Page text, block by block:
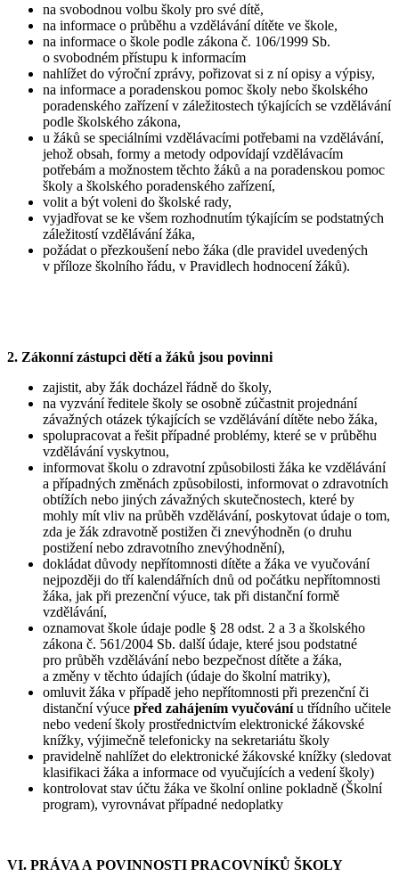
na svobodnou volbu školy pro své dítě,
na informace o průběhu a vzdělávání dítěte ve škole,
na informace o škole podle zákona č. 106/1999 Sb.
o svobodném přístupu k informacím
nahlížet do výroční zprávy, pořizovat si z ní opisy a výpisy,
na informace a poradenskou pomoc školy nebo školského
poradenského zařízení v záležitostech týkajících se vzdělávání
podle školského zákona,
u žáků se speciálními vzdělávacími potřebami na vzdělávání,
jehož obsah, formy a metody odpovídají vzdělávacím
potřebám a možnostem těchto žáků a na poradenskou pomoc
školy a školského poradenského zařízení,
volit a být voleni do školské rady,
vyjadřovat se ke všem rozhodnutím týkajícím se podstatných
záležitostí vzdělávání žáka,
požádat o přezkoušení nebo žáka (dle pravidel uvedených
v příloze školního řádu, v Pravidlech hodnocení žáků).
2. Zákonní zástupci dětí a žáků jsou povinni
zajistit, aby žák docházel řádně do školy,
na vyzvání ředitele školy se osobně zúčastnit projednání
závažných otázek týkajících se vzdělávání dítěte nebo žáka,
spolupracovat a řešit případné problémy, které se v průběhu
vzdělávání vyskytnou,
informovat školu o zdravotní způsobilosti žáka ke vzdělávání
a případných změnách způsobilosti, informovat o zdravotních
obtížích nebo jiných závažných skutečnostech, které by
mohly mít vliv na průběh vzdělávání, poskytovat údaje o tom,
zda je žák zdravotně postižen či znevýhodněn (o druhu
postižení nebo zdravotního znevýhodnění),
dokládat důvody nepřítomnosti dítěte a žáka ve vyučování
nejpozději do tří kalendářních dnů od počátku nepřítomnosti
žáka, jak při prezenční výuce, tak při distanční formě
vzdělávání,
oznamovat škole údaje podle § 28 odst. 2 a 3 a školského
zákona č. 561/2004 Sb. další údaje, které jsou podstatné
pro průběh vzdělávání nebo bezpečnost dítěte a žáka,
a změny v těchto údajích (údaje do školní matriky),
omluvit žáka v případě jeho nepřítomnosti při prezenční či
distanční výuce před zahájením vyučováníu třídního učitele
nebo vedení školy prostřednictvím elektronické žákovské
knížky, výjimečně telefonicky na sekretariátu školy
pravidelně nahlížet do elektronické žákovské knížky (sledovat
klasifikaci žáka a informace od vyučujících a vedení školy)
kontrolovat stav účtu žáka ve školní online pokladně (Školní
program), vyrovnávat případné nedoplatky
VI. PRÁVA A POVINNOSTI PRACOVNÍKŮ ŠKOLY